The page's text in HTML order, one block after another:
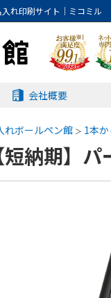
れ印刷サイト｜ミコミル
会社概要
れボールペン館 1本
短納期】